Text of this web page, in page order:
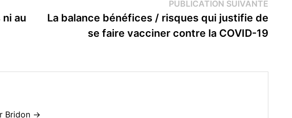
au
PUBLICATION SUIVANTE
La balance bénéfices / risques qui justifie de
se faire vacciner contre la COVID-19
Bridon →